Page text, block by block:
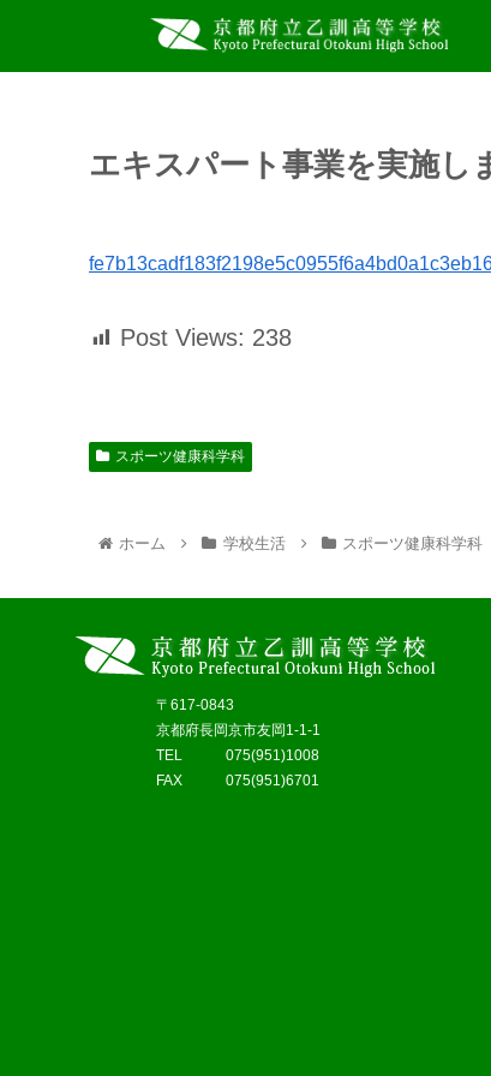
エキスパート事業を実施し
Post Views: 238
スポーツ健康科学科
ホーム 学校生活 スポーツ健康科学科
〒617-0843
京都府長岡京市友岡1-1-1
TEL 075(951)1008
FAX 075(951)6701